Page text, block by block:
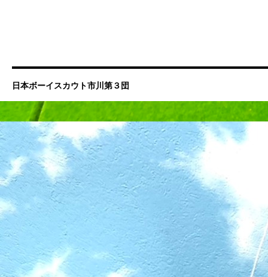
日本ボーイスカウト市川第３団